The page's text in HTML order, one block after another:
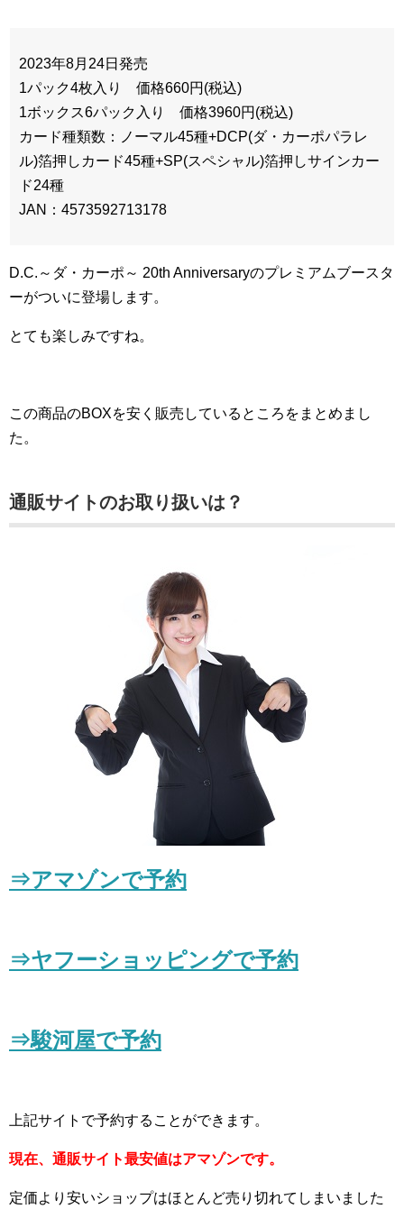
2023年8月24日発売
1パック4枚入り 価格660円(税込)
1ボックス6パック入り 価格3960円(税込)
カード種類数：ノーマル45種+DCP(ダ・カーポパラレ
ル)箔押しカード45種+SP(スペシャル)箔押しサインカー
ド24種
JAN：4573592713178
D.C.～ダ・カーポ～ 20th Anniversaryのプレミアムブースタ
ーがついに登場します。
とても楽しみですね。
この商品のBOXを安く販売しているところをまとめまし
た。
通販サイトのお取り扱いは？
⇒アマゾンで予約
⇒ヤフーショッピングで予約
⇒駿河屋で予約
上記サイトで予約することができます。
現在、通販サイト最安値はアマゾンです。
定価より安いショップはほとんど売り切れてしまいました